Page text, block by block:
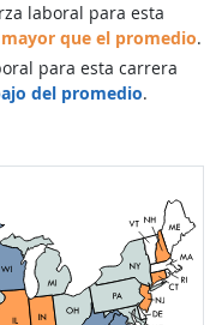
laboral para esta
mayor que el promedio.
para esta carrera
del promedio.